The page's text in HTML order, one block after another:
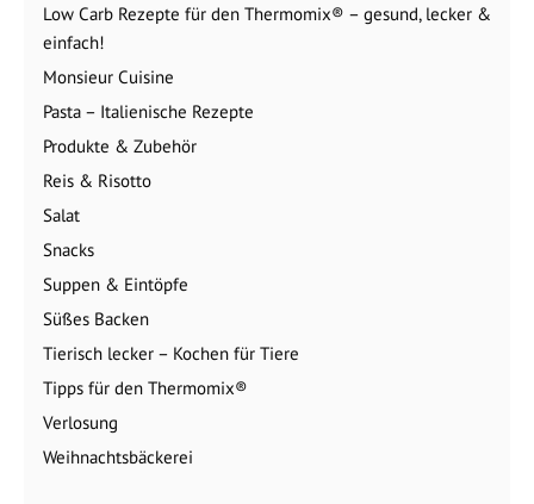
Low Carb Rezepte für den Thermomix® – gesund, lecker &
einfach!
Monsieur Cuisine
Pasta – Italienische Rezepte
Produkte & Zubehör
Reis & Risotto
Salat
Snacks
Suppen & Eintöpfe
Süßes Backen
Tierisch lecker – Kochen für Tiere
Tipps für den Thermomix®
Verlosung
Weihnachtsbäckerei